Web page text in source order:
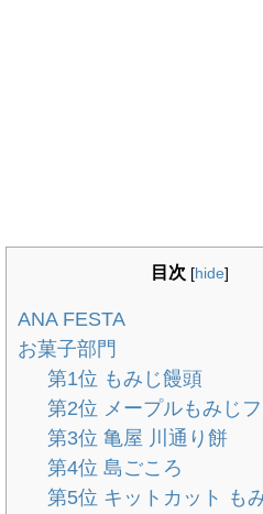
目次 [hide]
ANA FESTA
お菓子部門
第1位 もみじ饅頭
第2位 メープルもみじ
第3位 亀屋 川通り餅
第4位 島ごころ
第5位 キットカット も